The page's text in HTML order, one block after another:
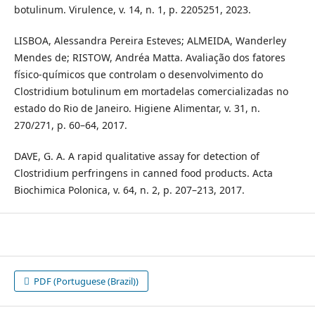
botulinum. Virulence, v. 14, n. 1, p. 2205251, 2023.
LISBOA, Alessandra Pereira Esteves; ALMEIDA, Wanderley
Mendes de; RISTOW, Andréa Matta. Avaliação dos fatores
físico-químicos que controlam o desenvolvimento do
Clostridium botulinum em mortadelas comercializadas no
estado do Rio de Janeiro. Higiene Alimentar, v. 31, n.
270/271, p. 60–64, 2017.
DAVE, G. A. A rapid qualitative assay for detection of
Clostridium perfringens in canned food products. Acta
Biochimica Polonica, v. 64, n. 2, p. 207–213, 2017.
PDF (Portuguese (Brazil))